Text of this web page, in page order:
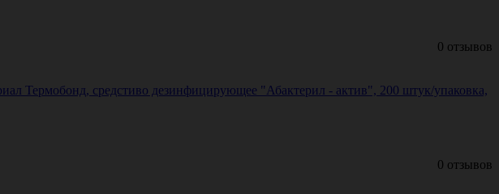
0 отзывов
Термобонд, средстиво дезинфицирующее "Абактерил - актив", 200 штук/упаковка,
0 отзывов